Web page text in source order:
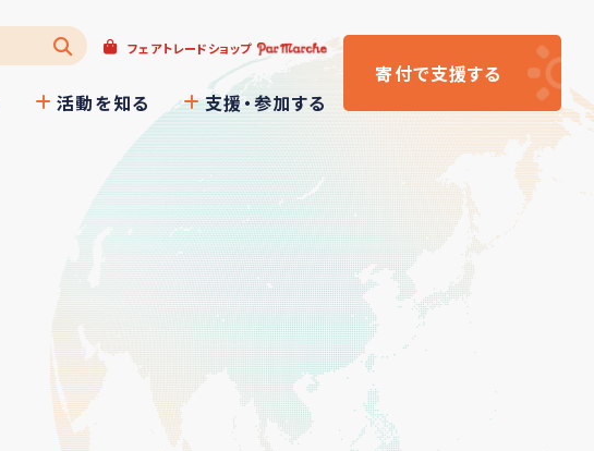
フェアトレードショップ
活動を知る 支援・参加する
寄付で支援する